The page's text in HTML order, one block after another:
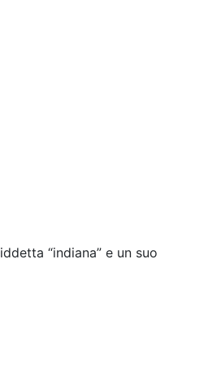
“indiana” e un suo